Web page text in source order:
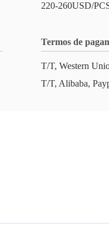
220-260USD/
Termos de
T/T, Western
T/T, Alibaba,